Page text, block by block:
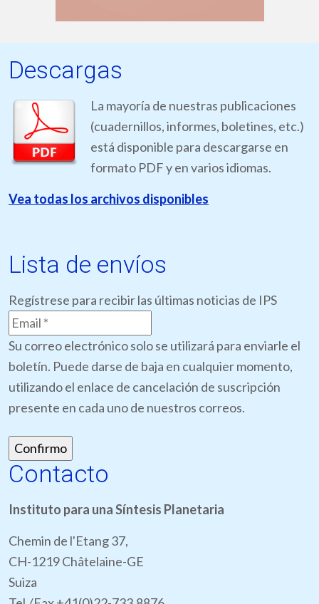
Descargas
La mayoría de nuestras publicaciones
(cuadernillos, informes, boletines, etc.)
está disponible para descargarse en
formato PDF y en varios idiomas.
Vea todas los archivos disponibles
Lista de envíos
Regístrese para recibir las últimas noticias de IPS
Su correo electrónico solo se utilizará para enviarle el
boletín. Puede darse de baja en cualquier momento,
utilizando el enlace de cancelación de suscripción
presente en cada uno de nuestros correos.
Contacto
Instituto para una Síntesis Planetaria
Chemin de l'Etang 37,
CH-1219 Châtelaine-GE
Suiza